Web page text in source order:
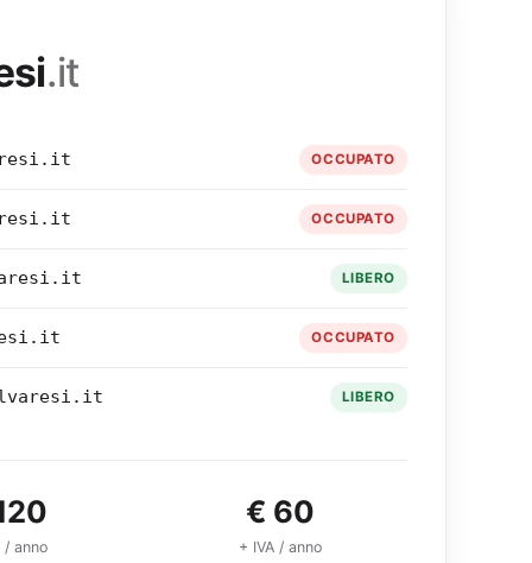
.it
OCCUPATO
OCCUPATO
LIBERO
OCCUPATO
LIBERO
/ anno
€ 60
+ IVA / anno